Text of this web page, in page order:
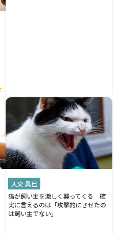
入交 眞巳
猫が飼い主を激しく襲ってくる 確
実に言えるのは「攻撃的にさせたの
は飼い主でない」